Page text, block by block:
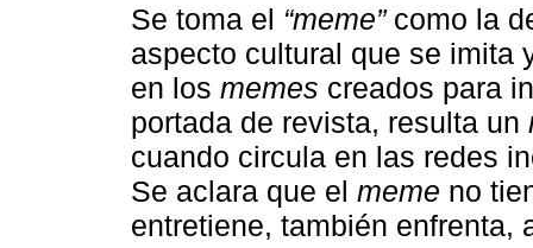
Se toma el “meme”como la
aspecto cultural que se imita
en los memes creados para
portada de revista, resulta un
cuando circula en las redes
Se aclara que el meme no
entretiene, también enfrenta,